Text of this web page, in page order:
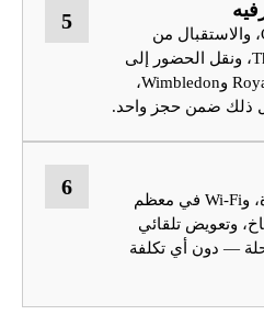
تنقلات City وCanary Wharf، والاستقبال من
Claridge's أو The Dorchester، ونقل الحضور إلى
الفعاليات في Royal Albert Hall وWimbledon،
ذلك ضمن حجز واحد.
5
مياه معدنية، وشحن للأجهزة، وWi-Fi في معظم
وتعويض تلقائي
— دون أي تكلفة
6